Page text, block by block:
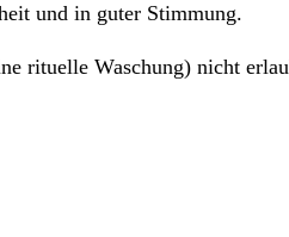
und in guter Stimmung.
rituelle Waschung) nicht